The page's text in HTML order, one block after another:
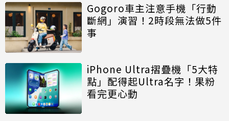
Gogoro車主注意手機「行動
斷網」演習！2時段無法做5件
事
iPhone Ultra摺疊機「5大特
點」配得起Ultra名字！果粉
看完更心動